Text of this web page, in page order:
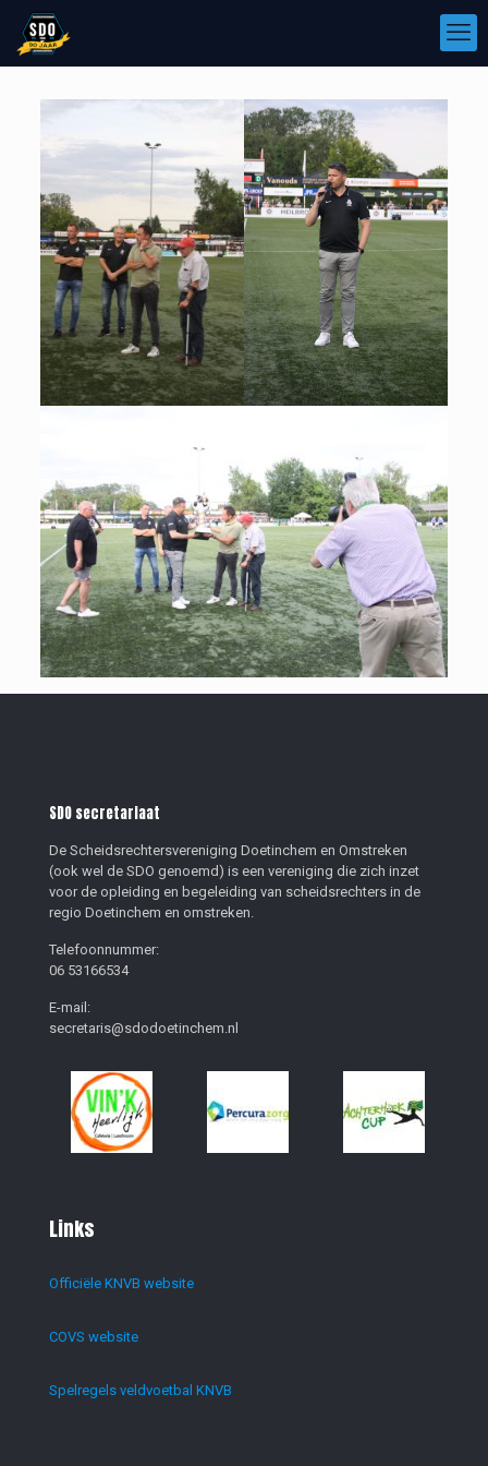
SDO secretariaat
De Scheidsrechtersvereniging Doetinchem en Omstreken
(ook wel de SDO genoemd) is een vereniging die zich inzet
voor de opleiding en begeleiding van scheidsrechters in de
regio Doetinchem en omstreken.
Telefoonnummer:
06 53166534
E-mail:
secretaris@sdodoetinchem.nl
Links
Officiële KNVB website
COVS website
Spelregels veldvoetbal KNVB